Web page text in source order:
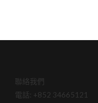
聯絡我們
電話: +852 34665121